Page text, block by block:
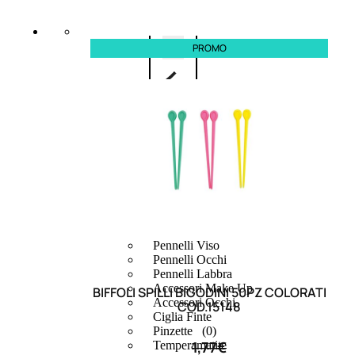
ESAURITO
Pennelli Viso
Pennelli Occhi
Pennelli Labbra
Accessori Make Up
Accessori Occhi
Ciglia Finte
Pinzette
Temperamatite
PROMO
BIFFOLI SPILLI BIGODINI 50PZ COLORATI
COD.15148
(0)
1,77€